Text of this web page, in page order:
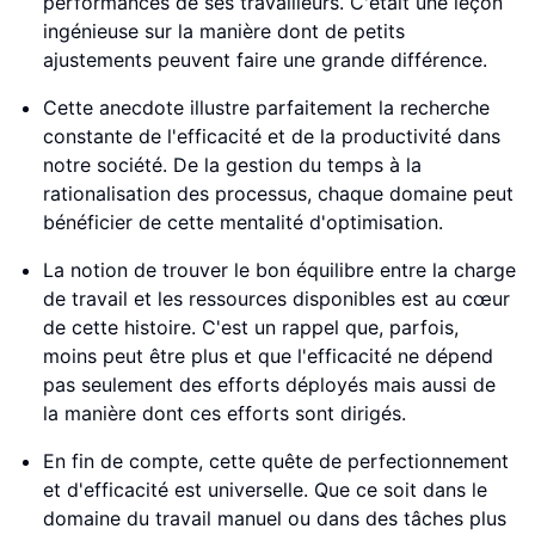
ingénieuse sur la manière dont de petits
ajustements peuvent faire une grande différence.
Cette anecdote illustre parfaitement la recherche
constante de l'efficacité et de la productivité dans
notre société. De la gestion du temps à la
rationalisation des processus, chaque domaine peut
bénéficier de cette mentalité d'optimisation.
La notion de trouver le bon équilibre entre la charge
de travail et les ressources disponibles est au cœur
de cette histoire. C'est un rappel que, parfois,
moins peut être plus et que l'efficacité ne dépend
pas seulement des efforts déployés mais aussi de
la manière dont ces efforts sont dirigés.
En fin de compte, cette quête de perfectionnement
et d'efficacité est universelle. Que ce soit dans le
domaine du travail manuel ou dans des tâches plus